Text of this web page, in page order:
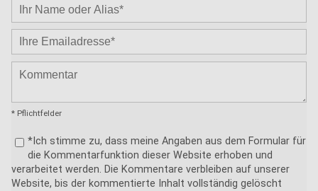
* Pflichtfelder
*Ich stimme zu, dass meine Angaben aus dem Formular für
die Kommentarfunktion dieser Website erhoben und
verarbeitet werden. Die Kommentare verbleiben auf unserer
Website, bis der kommentierte Inhalt vollständig gelöscht